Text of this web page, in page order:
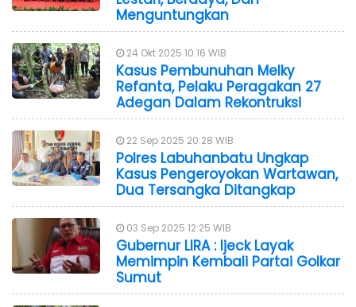
Menguntungkan
24 Okt 2025 10:16 WIB
Kasus Pembunuhan Melky
Refanta, Pelaku Peragakan 27
Adegan Dalam Rekontruksi
22 Sep 2025 20:28 WIB
Polres Labuhanbatu Ungkap
Kasus Pengeroyokan Wartawan,
Dua Tersangka Ditangkap
03 Sep 2025 12:25 WIB
Gubernur LIRA : Ijeck Layak
Memimpin Kembali Partai Golkar
Sumut